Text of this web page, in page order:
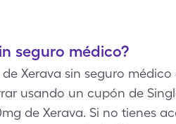
seguro médico?
Xerava sin seguro
usando un cupón de
de Xerava. Si no tienes